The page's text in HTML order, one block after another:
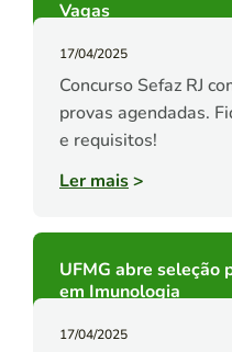
Vagas
17/04/2025
Concurso Sefaz RJ
provas agendadas.
e requisitos!
Ler mais>
UFMG abre
em Imunologia
17/04/2025